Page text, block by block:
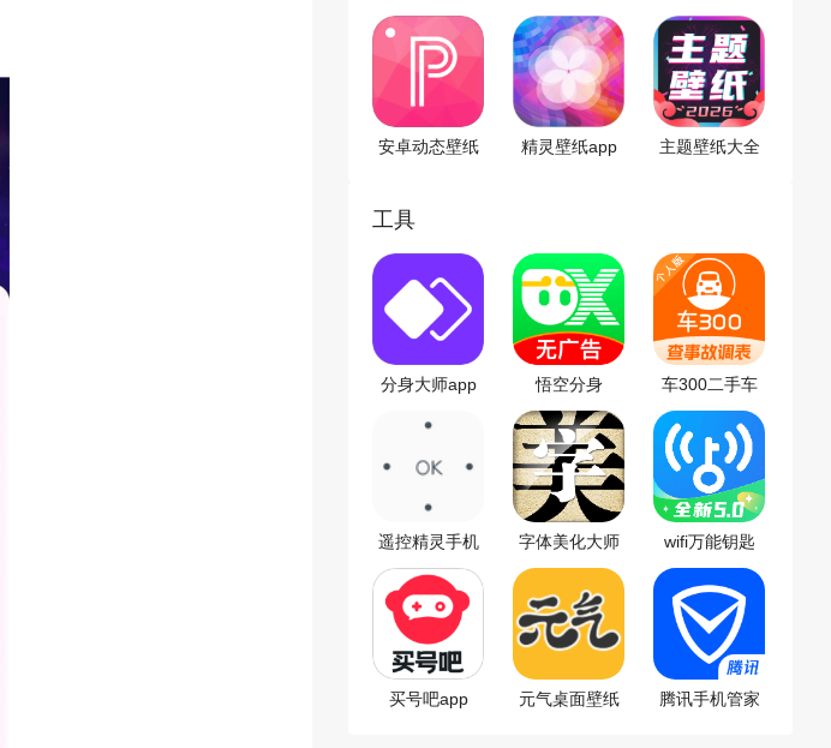
Widget手机版
安卓动态壁纸 精灵壁纸app
主题壁纸大全
工具
分身大师app 悟空分身
车300二手车
app
遥控精灵手机
版
字体美化大师 wifi万能钥匙
买号吧app
元气桌面壁纸
腾讯手机管家